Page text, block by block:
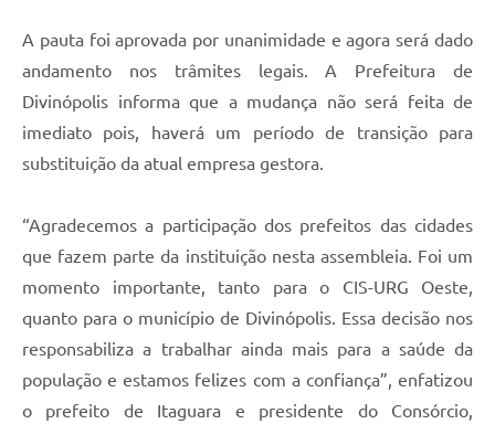
A pauta foi aprovada por unanimidade e agora será dado
andamento nos trâmites legais. A Prefeitura de
Divinópolis informa que a mudança não será feita de
imediato pois, haverá um período de transição para
substituição da atual empresa gestora.
“Agradecemos a participação dos prefeitos das cidades
que fazem parte da instituição nesta assembleia. Foi um
momento importante, tanto para o CIS-URG Oeste,
quanto para o município de Divinópolis. Essa decisão nos
responsabiliza a trabalhar ainda mais para a saúde da
população e estamos felizes com a confiança”, enfatizou
o prefeito de Itaguara e presidente do Consórcio,